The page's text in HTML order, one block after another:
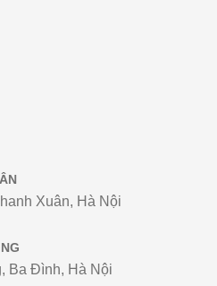
Xuân, Hà Nội
Ba Đình, Hà Nội